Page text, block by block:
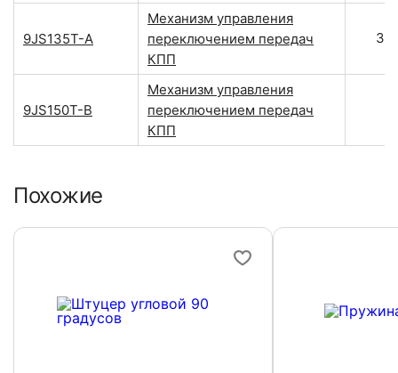
9JS135T-A
Механизм управления
переключением передач
КПП
34
9JS150T-B
Механизм управления
переключением передач
КПП
Похожие